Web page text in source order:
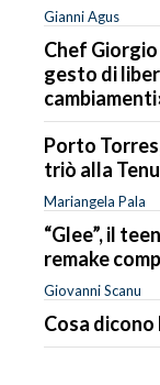
Gianni Agus
Chef
gesto di
Porto
triò alla
Mariangela Pala
“Glee”, il
remake
Giovanni Scanu
Cosa